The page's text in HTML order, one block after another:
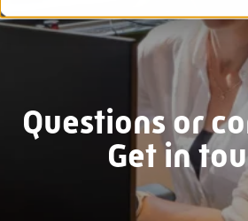
Questions or
Get in